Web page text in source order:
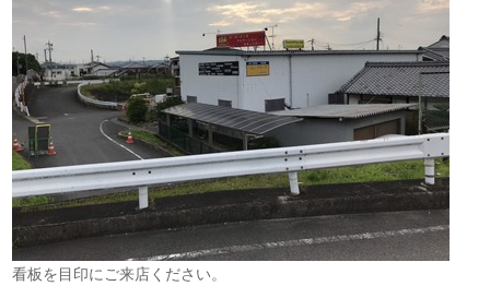
看板を目印にご来店ください。